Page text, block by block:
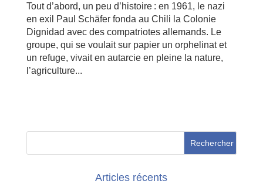
Tout d’abord, un peu d’histoire : en 1961, le nazi
en exil Paul Schäfer fonda au Chili la Colonie
Dignidad avec des compatriotes allemands. Le
groupe, qui se voulait sur papier un orphelinat et
un refuge, vivait en autarcie en pleine la nature,
l’agriculture...
Articles récents